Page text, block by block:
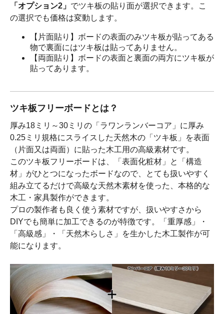
「オプション2」 でツキ板の貼り面が選択できます。こ
の選択でも価格は変動します。
【片面貼り】ボードの表面のみツキ板が貼ってある
物で裏面にはツキ板は貼ってありません。
【両面貼り】ボードの表面と裏面の両方にツキ板が
貼ってあります。
ツキ板フリーボードとは？
厚み18ミリ～30ミリの「ラワンランバーコア」に厚み
0.25ミリ規格にスライスした天然木の「ツキ板」を表面
（片面又は両面）に貼った木工用の高級素材です。
このツキ板フリーボードは、「表面化粧材」と「構造
材」がひとつになったボードなので、とても扱いやすく
組み立てるだけで高級な天然木素材を使った、本格的な
木工・家具製作ができます。
プロの製作者も良く使う素材ですが、扱いやすさから
DIYでも簡単に加工できるのが特徴です。「重厚感」・
「高級感」・「天然木らしさ」を生かした木工製作が可
能になります。